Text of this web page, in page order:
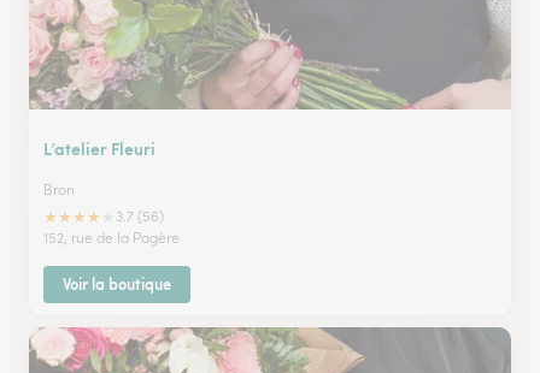
L’atelier Fleuri
Bron
★★★★
3.7 (56)
152, rue de la Pagère
Voir la boutique